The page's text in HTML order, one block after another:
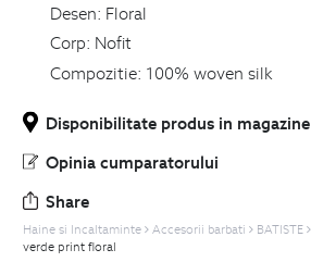
Desen: Floral
Corp: Nofit
Compozitie: 100% woven silk
Disponibilitate produs in magazine
Opinia cumparatorului
Share
Haine si Incaltaminte Accesorii barbati BATISTE
verde print floral